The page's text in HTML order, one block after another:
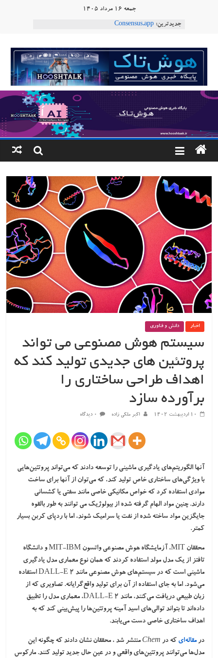
جمعه ۱۶ مرداد ۱۴۰۵
جدیدترین: Consensus.app
طبیعی فارسی
ربات «Aru» محصول شرکت فرانسوی Nio
Robotics
ربات T‑800
هوشتاک
پایگاه
خبری
هوش
مصنوعی
www.hooshtaak.ir
اخبار دانش و فناوری
سیستم هوش مصنوعی می تواند
پروتئین های جدیدی تولید کند که
اهداف طراحی ساختاری را
برآورده سازد
۱۰ اردیبهشت ۱۴۰۲ اکبر ملکی زاده ۰ دیدگاه
آنها الگوریتم‌های یادگیری ماشینی را توسعه دادند که می‌تواند پروتئین‌هایی
با ویژگی‌های ساختاری خاص تولید کند، که می‌توان از آنها برای ساخت
موادی استفاده کرد که خواص مکانیکی خاصی مانند سفتی یا کشسانی
دارند. چنین مواد الهام گرفته شده از بیولوژیک می توانند به طور بالقوه
جایگزین مواد ساخته شده از نفت یا سرامیک شوند، اما با ردپای کربن بسیار
کمتر.
محققان MIT، آزمایشگاه هوش مصنوعی واتسون MIT-IBM و دانشگاه
تافتز از یک مدل مولد استفاده کردند که همان نوع معماری مدل یادگیری
ماشینی است که در سیستم‌های هوش مصنوعی مانند DALL-E 2 استفاده
می‌شود. اما به جای استفاده از آن برای تولید واقع‌گرایانه. تصاویری که از
زبان طبیعی دریافت می‌کنند، مانند DALL-E 2، معماری مدل را تطبیق
داده‌اند تا بتواند توالی‌های اسید آمینه پروتئین‌ها را پیش‌بینی کند که به
اهداف ساختاری خاصی دست می‌یابند.
درمقاله‌ای که در Chemمنتشر شد ، محققان نشان دادند که چگونه این
مدل‌ها می‌توانند پروتئین‌های واقعی و در عین حال جدید تولید کنند. مارکوس